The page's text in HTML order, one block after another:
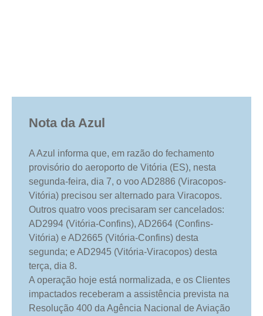
Nota da Azul
A Azul informa que, em razão do fechamento
provisório do aeroporto de Vitória (ES), nesta
segunda-feira, dia 7, o voo AD2886 (Viracopos-
Vitória) precisou ser alternado para Viracopos.
Outros quatro voos precisaram ser cancelados:
AD2994 (Vitória-Confins), AD2664 (Confins-
Vitória) e AD2665 (Vitória-Confins) desta
segunda; e AD2945 (Vitória-Viracopos) desta
terça, dia 8.
A operação hoje está normalizada, e os Clientes
impactados receberam a assistência prevista na
Resolução 400 da Agência Nacional de Aviação